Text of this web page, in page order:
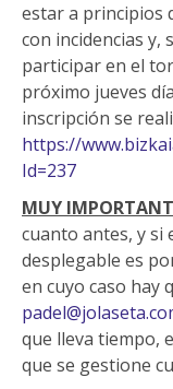
estar a principios
con incidencias y,
participar en el
próximo jueves
inscripción se
https://
Id=237
MUY
cuanto antes, y si
desplegable es
en cuyo caso hay
que lleva tiempo,
que se gestione